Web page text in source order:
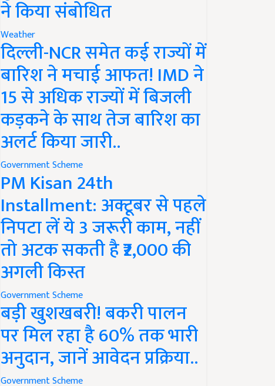
ने किया संबोधित
Weather
दिल्ली-NCR समेत कई राज्यों में
बारिश ने मचाई आफत! IMD ने
15 से अधिक राज्यों में बिजली
कड़कने के साथ तेज बारिश का
अलर्ट किया जारी..
Government Scheme
PM Kisan 24th
Installment: अक्टूबर से पहले
निपटा लें ये 3 जरूरी काम, नहीं
तो अटक सकती है ₹2,000 की
अगली किस्त
Government Scheme
बड़ी खुशखबरी! बकरी पालन
पर मिल रहा है 60% तक भारी
अनुदान, जानें आवेदन प्रक्रिया..
Government Scheme